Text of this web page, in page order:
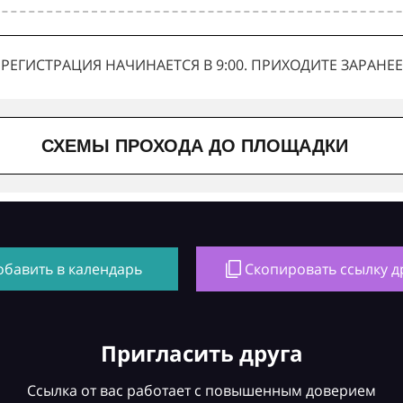
РЕГИСТРАЦИЯ НАЧИНАЕТСЯ В 9:00. ПРИХОДИТЕ ЗАРАНЕЕ
СХЕМЫ ПРОХОДА ДО ПЛОЩАДКИ
в календарь Скопировать ссылку
Пригласить друга
Ссылка от вас работает с повышенным доверием